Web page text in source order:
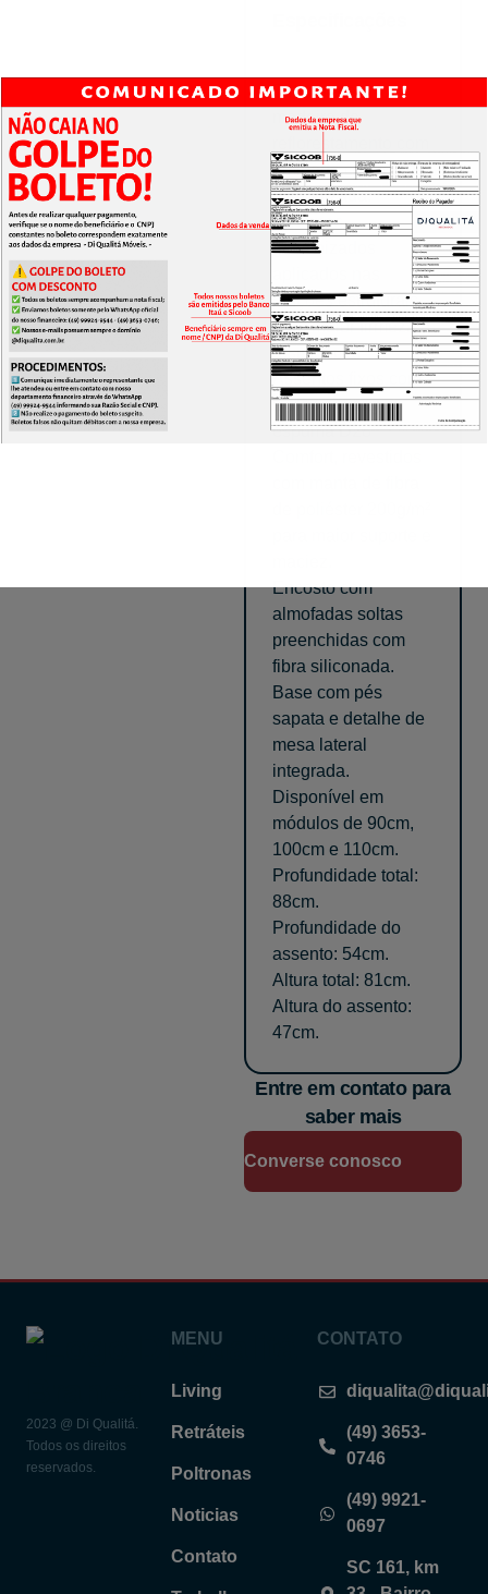
Estrutura em
madeira de
umidade controlada
e imunizada.
Grampos
galvanizados
junções estruturais
para maior firmeza e
resistência.
Assentos fixos com
molas zig-zag e
espuma D28
Encosto com
almofadas soltas
preenchidas com
fibra siliconada.
Base com pés
sapata e detalhe de
mesa lateral
integrada.
Disponível em
módulos de 90cm,
100cm e 110cm.
Profundidade total:
88cm.
Profundidade do
assento: 54cm.
Altura total: 81cm.
Altura do assento:
47cm.
Entre em contato para
saber mais
Converse conosco
2023 @ Di Qualitá.
Todos os direitos
reservados.
MENU
Living
Retráteis
Poltronas
Noticias
Contato
CONTATO
(49) 3653-
0746
(49) 9921-
0697
SC 161, km